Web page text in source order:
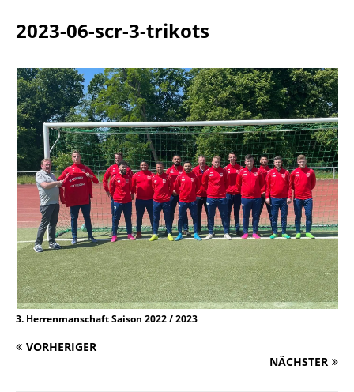
2023-06-scr-3-trikots
3. Herrenmanschaft Saison 2022 / 2023
VORHERIGER
NÄCHSTER